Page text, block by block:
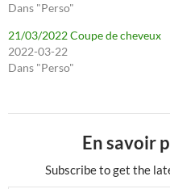
Dans "Perso"
21/03/2022 Coupe de cheveux
2022-03-22
Dans "Perso"
En savoir
Subscribe to get the